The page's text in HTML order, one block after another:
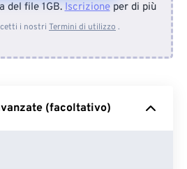
dispositivo
Google Drive
del file 1GB.Iscrizioneper di più
i nostri Termini di utilizzo .
(facoltativo)